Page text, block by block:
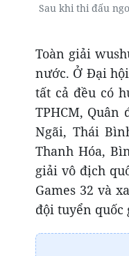
Sau khi thi đấu
Toàn giải
nước. Ở Đại
tất cả đều có
TPHCM, Quân
Ngãi, Thái
Thanh Hóa,
giải vô địch
Games 32 và
đội tuyển quốc